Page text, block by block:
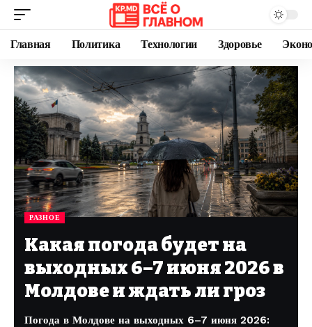
Главная Политика Технологии Здоровье
РАЗНОЕ
Какая погода будет на
выходных 6–7 июня 2026 в
Молдове и ждать ли гроз
Погода в Молдове на выходных 6–7 июня 2026: